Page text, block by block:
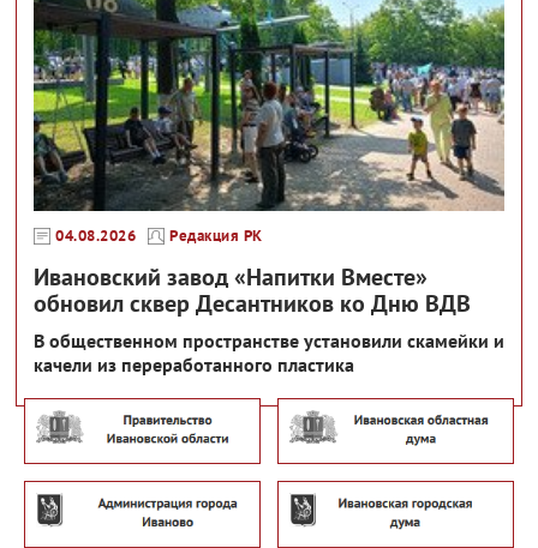
04.08.2026 Редакция РК
Ивановский завод «Напитки Вместе»
обновил сквер Десантников ко Дню ВДВ
В общественном пространстве установили скамейки и
качели из переработанного пластика